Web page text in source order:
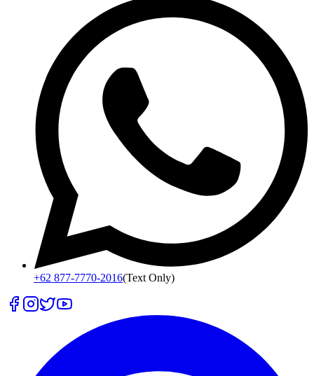
+62 877-7770-2016(Text Only)